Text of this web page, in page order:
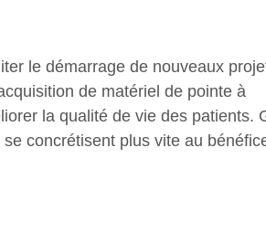
le démarrage de nouveaux
de matériel de pointe à
la qualité de vie des patients.
concrétisent plus vite au